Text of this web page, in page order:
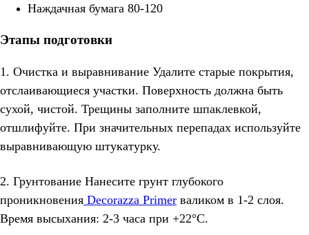
Наждачная бумага 80-120
Этапы подготовки
1. Очистка и выравнивание Удалите старые покрытия,
отслаивающиеся участки. Поверхность должна быть
сухой, чистой. Трещины заполните шпаклевкой,
отшлифуйте. При значительных перепадах используйте
выравнивающую штукатурку.
2. Грунтование Нанесите грунт глубокого
проникновения Decorazza Primer валиком в 1-2 слоя.
Время высыхания: 2-3 часа при +22°C.